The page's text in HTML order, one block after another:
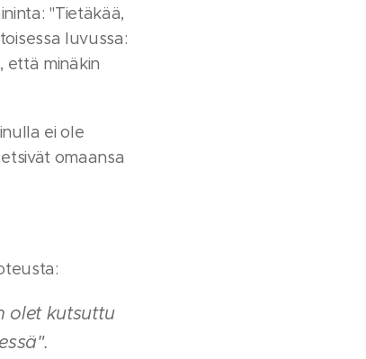
"Tietäkää,
luvussa:
että minäkin
ei ole
omaansa
olet kutsuttu